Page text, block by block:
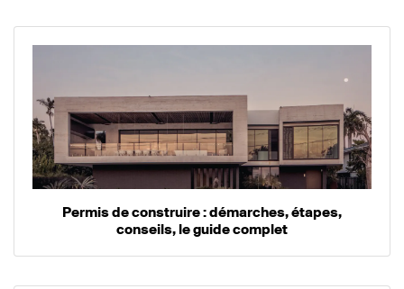
Permis de construire : démarches, étapes,
conseils, le guide complet